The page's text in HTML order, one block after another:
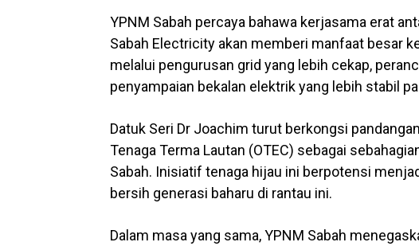
YPNM Sabah percaya bahawa kerjasama erat
Sabah Electricity akan memberi manfaat besar
melalui pengurusan grid yang lebih cekap,
penyampaian bekalan elektrik yang lebih stabil
Datuk Seri Dr Joachim turut berkongsi
Tenaga Terma Lautan (OTEC) sebagai
Sabah. Inisiatif tenaga hijau ini berpotensi
bersih generasi baharu di rantau ini.
Dalam masa yang sama, YPNM Sabah